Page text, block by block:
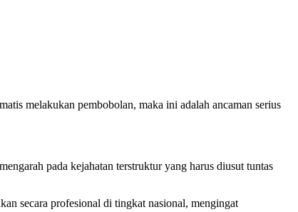
melakukan pembobolan, maka ini adalah ancaman serius
pada kejahatan terstruktur yang harus diusut tuntas
secara profesional di tingkat nasional, mengingat